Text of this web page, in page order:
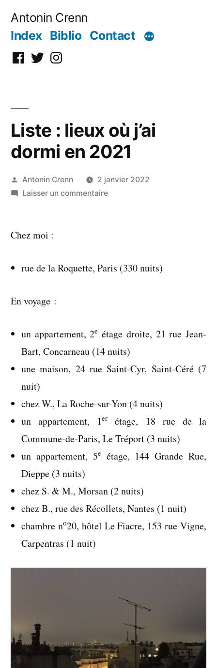
Antonin Crenn
Index Biblio Contact
Facebook
TwitterInstagram
Liste : lieux où j’ai
dormi en 2021
Publié
par
Antonin Crenn
2 janvier 2022
Laisser un commentairesur
dormi
Chez moi :
rue de la Roquette, Paris (330 nuits)
En voyage :
un appartement, 2e étage droite, 21 rue Jean-
Bart, Concarneau (14 nuits)
une maison, 24 rue Saint-Cyr, Saint-Céré (7
nuit)
chez W., La Roche-sur-Yon (4 nuits)
un appartement, 1er
étage, 18 rue de la
Commune-de-Paris, Le Tréport (3 nuits)
un appartement, 5eétage, 144 Grande Rue,
Dieppe (3 nuits)
chez S. & M., Morsan (2 nuits)
chez B., rue des Récollets, Nantes (1 nuit)
chambre no20, hôtel Le Fiacre, 153 rue Vigne,
Carpentras (1 nuit)